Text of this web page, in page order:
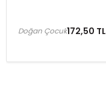
172,50 TL
Doğan Çocuk